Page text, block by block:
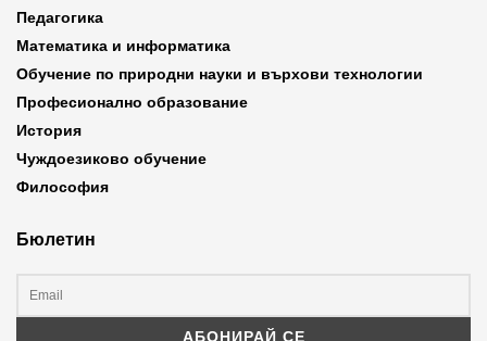
Педагогика
Математика и информатика
Обучение по природни науки и върхови технологии
Професионално образование
История
Чуждоезиково обучение
Философия
Бюлетин